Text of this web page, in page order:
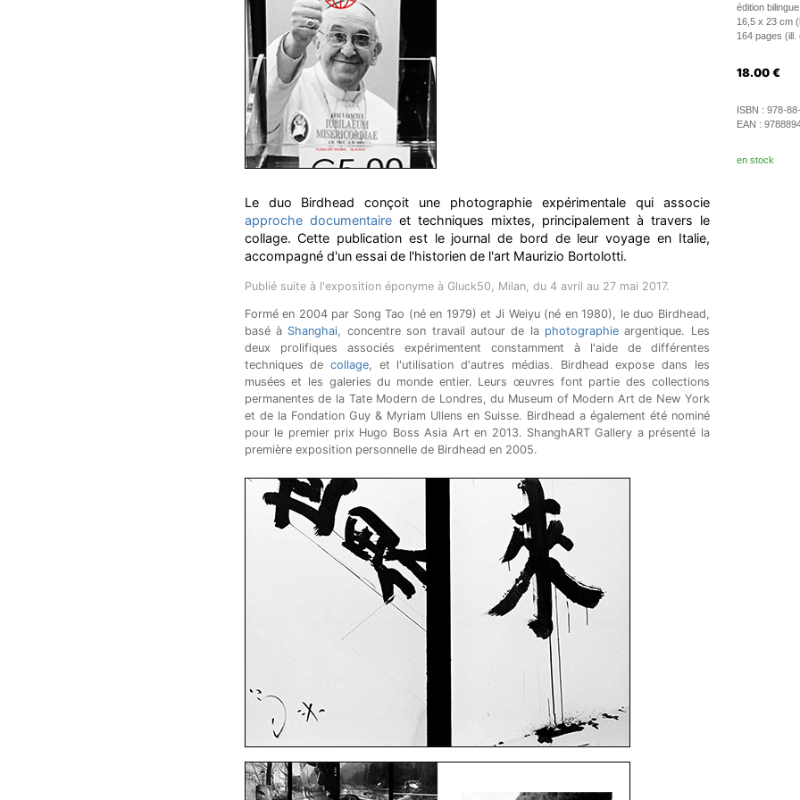
Le duo Birdhead conçoit une photographie expérimentale qui associe
approche documentaireet techniques mixtes, principalement à travers le
collage. Cette publication est le journal de bord de leur voyage en Italie,
accompagné d'un essai de l'historien de l'art Maurizio Bortolotti.
Publié suite à l'exposition éponyme à Gluck50, Milan, du 4 avril au 27 mai 2017.
Formé en 2004 par Song Tao (né en 1979) et Ji Weiyu (né en 1980), le duo Birdhead,
basé à Shanghai, concentre son travail autour de la photographie argentique. Les
deux prolifiques associés expérimentent constamment à l'aide de différentes
techniques decollage, et l'utilisation d'autres médias. Birdhead expose dans les
musées et les galeries du monde entier. Leurs œuvres font partie des collections
permanentes de la Tate Modern de Londres, du Museum of Modern Art de New York
et de la Fondation Guy & Myriam Ullens en Suisse. Birdhead a également été nominé
pour le premier prix Hugo Boss Asia Art en 2013. ShanghART Gallery a présenté la
première exposition personnelle de Birdhead en 2005.
édition
16,5 x 23 cm
164 pages (ill.
18.00 €
ISBN : 978-
EAN :
en stock